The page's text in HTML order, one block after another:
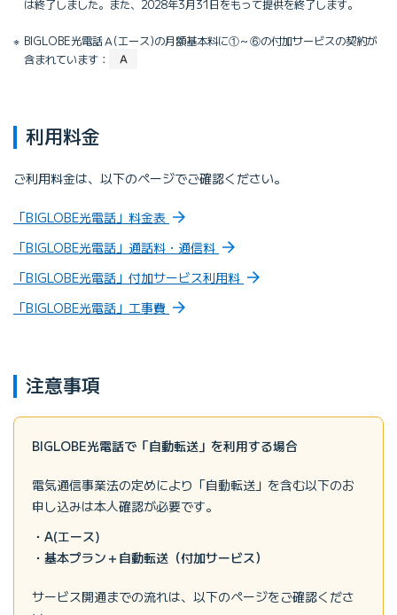
は終了しました。また、2028年3月31日をもって提供を終了します。
BIGLOBE光電話Ａ(エース)の月額基本料に①～⑥の付加サービスの契約が
含まれています：
Ａ
利用料金
ご利用料金は、以下のページでご確認ください。
「BIGLOBE光電話」料金表
「BIGLOBE光電話」通話料・通信料
「BIGLOBE光電話」付加サービス利用料
「BIGLOBE光電話」工事費
注意事項
BIGLOBE光電話で「自動転送」を利用する場合
電気通信事業法の定めにより「自動転送」を含む以下のお
申し込みは本人確認が必要です。
A(エース)
基本プラン＋自動転送（付加サービス）
サービス開通までの流れは、以下のページをご確認くださ